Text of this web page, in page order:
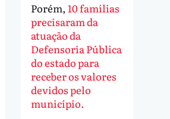
Porém, 10 famílias
precisaram da
atuação da
Defensoria Pública
do estado para
receber os valores
devidos pelo
município.